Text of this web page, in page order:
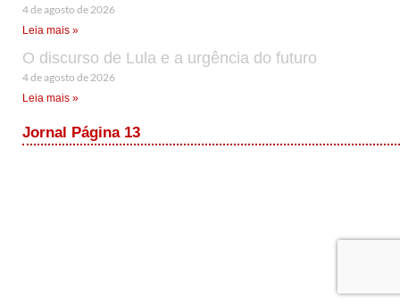
4 de agosto de 2026
Leia mais »
O discurso de Lula e a urgência do futuro
4 de agosto de 2026
Leia mais »
Jornal Página 13